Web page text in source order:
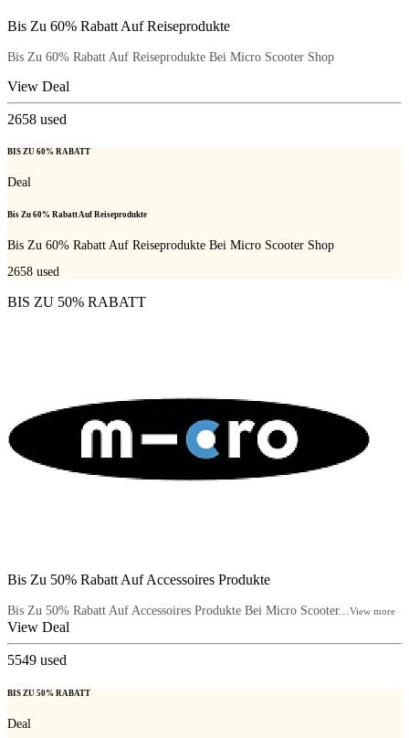
Bis Zu 60% Rabatt Auf Reiseprodukte
Bis Zu 60% Rabatt Auf Reiseprodukte Bei Micro Scooter Shop
View Deal
2658 used
BIS ZU 60% RABATT
Deal
Bis Zu 60% Rabatt Auf Reiseprodukte
Bis Zu 60% Rabatt Auf Reiseprodukte Bei Micro Scooter Shop
2658 used
BIS ZU 50% RABATT
Bis Zu 50% Rabatt Auf Accessoires Produkte
Bis Zu 50% Rabatt Auf Accessoires Produkte Bei Micro Scooter...View more
View Deal
5549 used
BIS ZU 50% RABATT
Deal